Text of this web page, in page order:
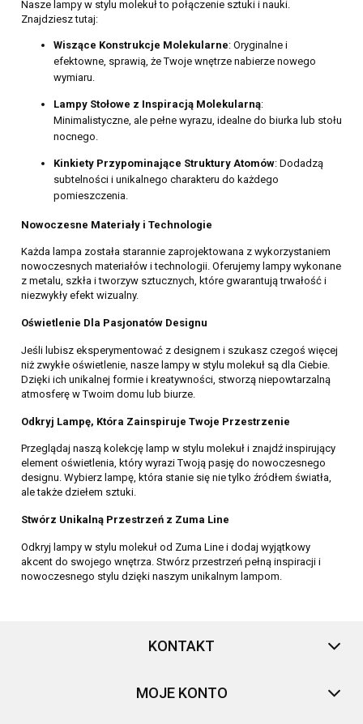
Nasze lampy w stylu molekuł to połączenie sztuki i nauki.
Znajdziesz tutaj:
Wiszące Konstrukcje Molekularne: Oryginalne i
efektowne, sprawią, że Twoje wnętrze nabierze nowego
wymiaru.
Lampy Stołowe z Inspiracją Molekularną:
Minimalistyczne, ale pełne wyrazu, idealne do biurka lub stołu
nocnego.
Kinkiety Przypominające Struktury Atomów: Dodadzą
subtelności i unikalnego charakteru do każdego
pomieszczenia.
Nowoczesne Materiały i Technologie
Każda lampa została starannie zaprojektowana z wykorzystaniem
nowoczesnych materiałów i technologii. Oferujemy lampy wykonane
z metalu, szkła i tworzyw sztucznych, które gwarantują trwałość i
niezwykły efekt wizualny.
Oświetlenie Dla Pasjonatów Designu
Jeśli lubisz eksperymentować z designem i szukasz czegoś więcej
niż zwykłe oświetlenie, nasze lampy w stylu molekuł są dla Ciebie.
Dzięki ich unikalnej formie i kreatywności, stworzą niepowtarzalną
atmosferę w Twoim domu lub biurze.
Odkryj Lampę, Która Zainspiruje Twoje Przestrzenie
Przeglądaj naszą kolekcję lamp w stylu molekuł i znajdź inspirujący
element oświetlenia, który wyrazi Twoją pasję do nowoczesnego
designu. Wybierz lampę, która stanie się nie tylko źródłem światła,
ale także dziełem sztuki.
Stwórz Unikalną Przestrzeń z Zuma Line
Odkryj lampy w stylu molekuł od Zuma Line i dodaj wyjątkowy
akcent do swojego wnętrza. Stwórz przestrzeń pełną inspiracji i
nowoczesnego stylu dzięki naszym unikalnym lampom.
KONTAKT
MOJE KONTO